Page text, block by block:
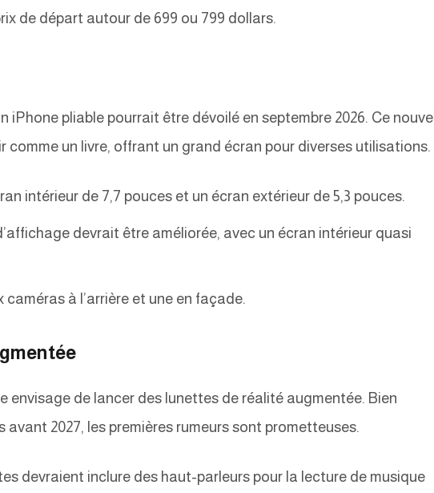
de départ autour de 699 ou 799 dollars.
iPhone pliable pourrait être dévoilé en septembre 2026. Ce nouvel
comme un livre, offrant un grand écran pour diverses utilisations.
intérieur de 7,7 pouces et un écran extérieur de 5,3 pouces.
devrait être améliorée, avec un écran intérieur quasi
caméras à l’arrière et une en façade.
envisage de lancer des lunettes de réalité augmentée. Bien
avant 2027, les premières rumeurs sont prometteuses.
devraient inclure des haut-parleurs pour la lecture de musique